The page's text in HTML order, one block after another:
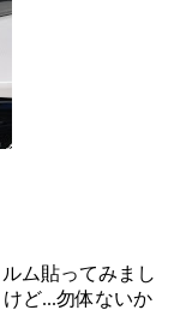
ム貼ってみまし
ど...勿体ないか